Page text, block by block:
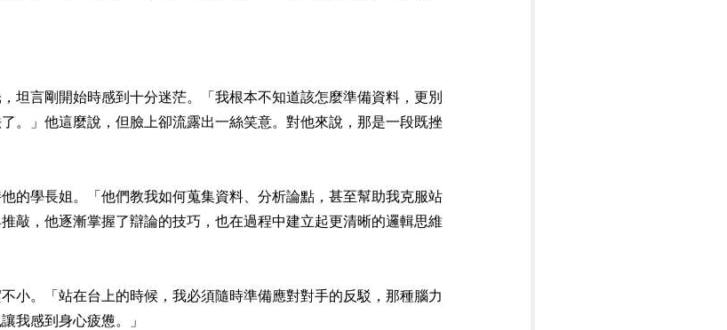
坦言剛開始時感到十分迷茫。「我根本不知道該怎麼準備資料，更別
。」他這麼說，但臉上卻流露出一絲笑意。對他來說，那是一段既挫
的學長姐。「他們教我如何蒐集資料、分析論點，甚至幫助我克服站
敲，他逐漸掌握了辯論的技巧，也在過程中建立起更清晰的邏輯思維
小。「站在台上的時候，我必須隨時準備應對對手的反駁，那種腦力
我感到身心疲憊。」